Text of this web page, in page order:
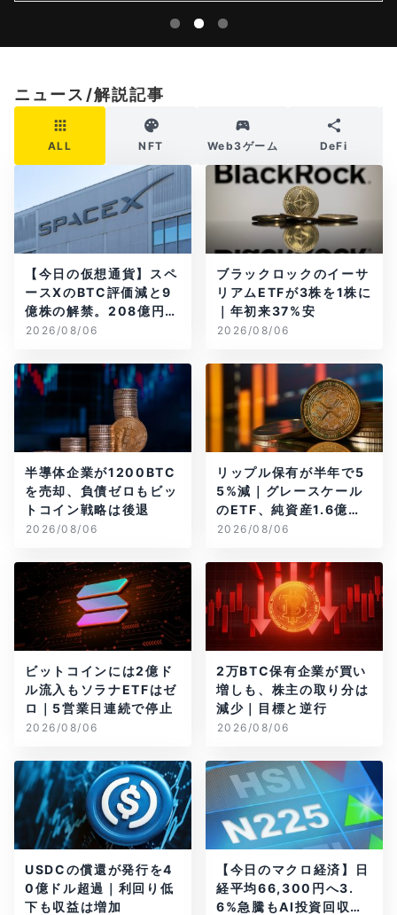
ニュース/解説記事
ALL NFT Web3ゲーム DeFi
【今日の仮想通貨】スペ
ースXのBTC評価減と9
億株の解禁。208億円相
当のBTCが盗難
2026/08/06
ブラックロックのイーサ
リアムETFが3株を1株に
｜年初来37%安
2026/08/06
半導体企業が1200BTC
を売却、負債ゼロもビッ
トコイン戦略は後退
2026/08/06
リップル保有が半年で5
5%減｜グレースケール
のETF、純資産1.6億ド
ル減
2026/08/06
ビットコインには2億ド
ル流入もソラナETFはゼ
ロ｜5営業日連続で停止
2026/08/06
2万BTC保有企業が買い
増しも、株主の取り分は
減少｜目標と逆行
2026/08/06
USDCの償還が発行を4
0億ドル超過｜利回り低
下も収益は増加
【今日のマクロ経済】日
経平均66,300円へ3.
6%急騰もAI投資回収懸